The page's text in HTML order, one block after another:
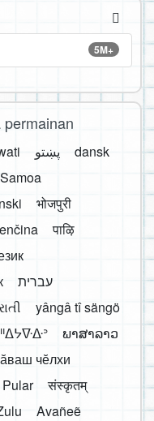
5M+
پښتو
dansk
भोजपुरी
पाऴि
עברית
yângâ tî sängö
ພາສາລາວ
чӗлхи
संस्कृतम्
Avañeẽ